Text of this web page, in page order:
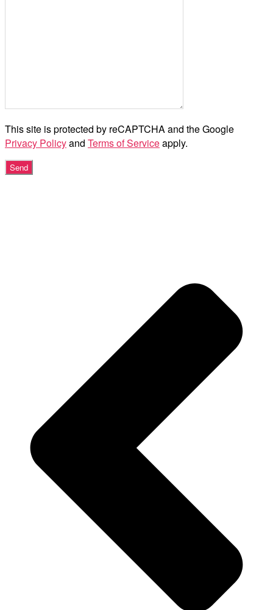
This site is protected by reCAPTCHA and the Google
Privacy Policyand Terms of Serviceapply.